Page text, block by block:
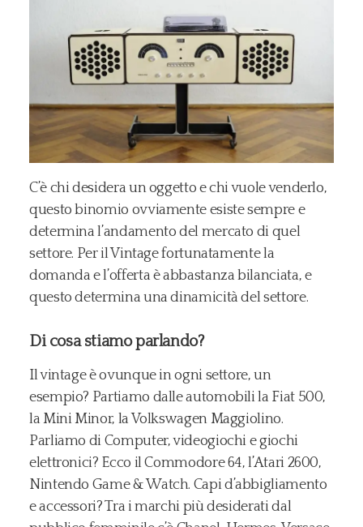
C’è chi desidera un oggetto e chi vuole venderlo,
questo binomio ovviamente esiste sempre e
determina l’andamento del mercato di quel
settore. Per il Vintage fortunatamente la
domanda e l’offerta è abbastanza bilanciata, e
questo determina una dinamicità del settore.
Di cosa stiamo parlando?
Il vintage è ovunque in ogni settore, un
esempio? Partiamo dalle automobili la Fiat 500,
la Mini Minor, la Volkswagen Maggiolino.
Parliamo di Computer, videogiochi e giochi
elettronici? Ecco il Commodore 64, l’Atari 2600,
Nintendo Game & Watch. Capi d’abbigliamento
e accessori? Tra i marchi più desiderati dal